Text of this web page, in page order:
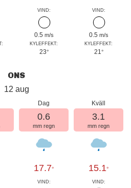
VIND:
0.5 m/s
KYLEFFEKT:
23°
VIND:
0.5 m/s
KYLEFFEKT:
21°
ONS
12 aug
Dag
0.6
mm regn
17.7°
VIND:
Kväll
3.1
mm regn
15.1°
VIND: